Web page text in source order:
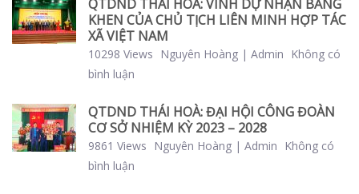
QTDND THÁI HÒA: VINH DỰ NHẬN BẰNG
KHEN CỦA CHỦ TỊCH LIÊN MINH HỢP TÁC
XÃ VIỆT NAM
10298 Views Nguyên Hoàng | Admin
Không có
bình luận
QTDND THÁI HOÀ: ĐẠI HỘI CÔNG ĐOÀN
CƠ SỞ NHIỆM KỲ 2023 – 2028
9861 Views Nguyên Hoàng | Admin
Không có
bình luận